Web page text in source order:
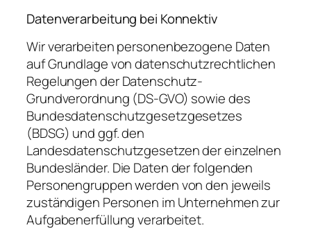
Datenverarbeitung bei Konnektiv
Wir verarbeiten personenbezogene Daten
auf Grundlage von datenschutzrechtlichen
Regelungen der Datenschutz-
Grundverordnung (DS-GVO) sowie des
Bundesdatenschutzgesetzgesetzes
(BDSG) und ggf. den
Landesdatenschutzgesetzen der einzelnen
Bundesländer. Die Daten der folgenden
Personengruppen werden von den jeweils
zuständigen Personen im Unternehmen zur
Aufgabenerfüllung verarbeitet.